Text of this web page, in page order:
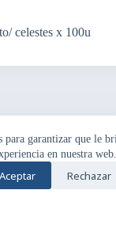
para garantizar que le
en nuestra web.
Aceptar Rechazar
Pedir por
Whatsapp
celestes x 100u
- Tema para